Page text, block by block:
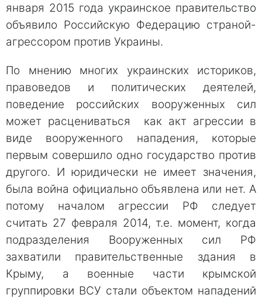
января 2015 года украинское правительство
объявило Российскую Федерацию страной-
агрессором против Украины.
По мнению многих украинских историков,
правоведов и политических деятелей,
поведение российских вооруженных сил
может расцениваться как акт агрессии в
виде вооруженного нападения, которые
первым совершило одно государство против
другого. И юридически не имеет значения,
была война официально объявлена или нет. А
потому началом агрессии РФ следует
считать 27 февраля 2014, т.е. момент, когда
подразделения Вооруженных сил РФ
захватили правительственные здания в
Крыму, а военные части крымской
группировки ВСУ стали объектом нападений